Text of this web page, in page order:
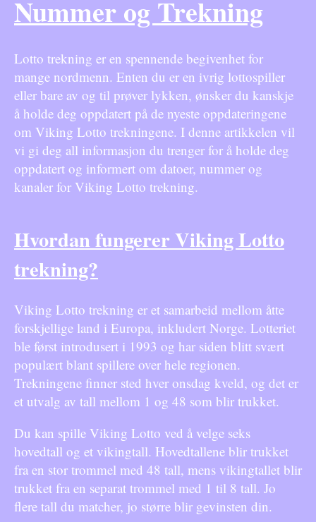
Nummer og Trekning
Lotto trekning er en spennende begivenhet for
mange nordmenn. Enten du er en ivrig lottospiller
eller bare av og til prøver lykken, ønsker du kanskje
å holde deg oppdatert på de nyeste oppdateringene
om Viking Lotto trekningene. I denne artikkelen vil
vi gi deg all informasjon du trenger for å holde deg
oppdatert og informert om datoer, nummer og
kanaler for Viking Lotto trekning.
Hvordan fungerer Viking Lotto
trekning?
Viking Lotto trekning er et samarbeid mellom åtte
forskjellige land i Europa, inkludert Norge. Lotteriet
ble først introdusert i 1993 og har siden blitt svært
populært blant spillere over hele regionen.
Trekningene finner sted hver onsdag kveld, og det er
et utvalg av tall mellom 1 og 48 som blir trukket.
Du kan spille Viking Lotto ved å velge seks
hovedtall og et vikingtall. Hovedtallene blir trukket
fra en stor trommel med 48 tall, mens vikingtallet blir
trukket fra en separat trommel med 1 til 8 tall. Jo
flere tall du matcher, jo større blir gevinsten din.